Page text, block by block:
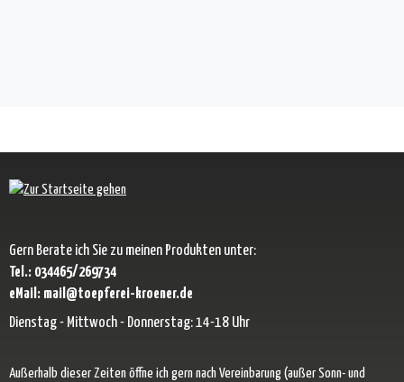
Gern Berate ich Sie zu meinen Produkten unter:
Tel.: 034465/269734
eMail: mail@toepferei-kroener.de
Dienstag - Mittwoch - Donnerstag: 14-18 Uhr
Außerhalb dieser Zeiten öffne ich gern nach Vereinbarung (außer Sonn- und